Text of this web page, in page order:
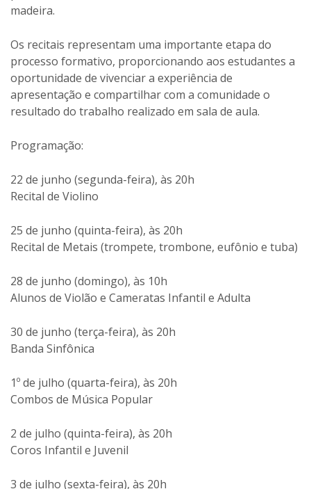
madeira.
Os recitais representam uma importante etapa do
processo formativo, proporcionando aos estudantes a
oportunidade de vivenciar a experiência de
apresentação e compartilhar com a comunidade o
resultado do trabalho realizado em sala de aula.
Programação:
22 de junho (segunda-feira), às 20h
Recital de Violino
25 de junho (quinta-feira), às 20h
Recital de Metais (trompete, trombone, eufônio e tuba)
28 de junho (domingo), às 10h
Alunos de Violão e Cameratas Infantil e Adulta
30 de junho (terça-feira), às 20h
Banda Sinfônica
1º de julho (quarta-feira), às 20h
Combos de Música Popular
2 de julho (quinta-feira), às 20h
Coros Infantil e Juvenil
3 de julho (sexta-feira), às 20h